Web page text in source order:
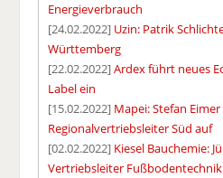
Energieverbrauch
[24.02.2022] Uzin: Patrik
Württemberg
[22.02.2022]Ardex führt neues
Label ein
[15.02.2022] Mapei: Stefan
Regionalvertriebsleiter Süd auf
[02.02.2022] Kiesel Bauchemie:
Vertriebsleiter Fußbodentechnik